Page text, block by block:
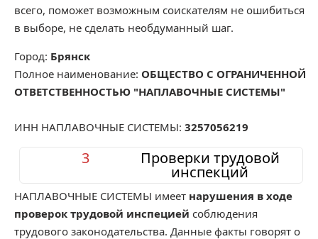
всего, поможет возможным соискателям не ошибиться
в выборе, не сделать необдуманный шаг.
Город: Брянск
Полное наименование: ОБЩЕСТВО С ОГРАНИЧЕННОЙ
ОТВЕТСТВЕННОСТЬЮ "НАПЛАВОЧНЫЕ СИСТЕМЫ"
ИНН НАПЛАВОЧНЫЕ СИСТЕМЫ: 3257056219
Проверки трудовой
инспекций
3
НАПЛАВОЧНЫЕ СИСТЕМЫ имеет нарушения в ходе
проверок трудовой инспецией соблюдения
трудового законодательства. Данные факты говорят о